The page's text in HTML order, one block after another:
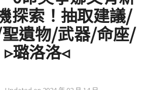
探索！抽取建議/
遺物/武器/命座/
璐洛洛◃